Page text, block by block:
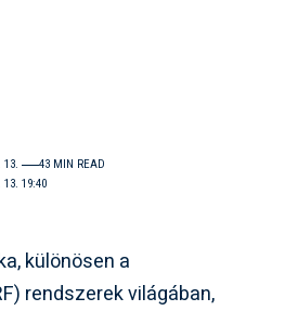
13. 19:40
13. 43 MIN READ
különösen a
rendszerek világában,